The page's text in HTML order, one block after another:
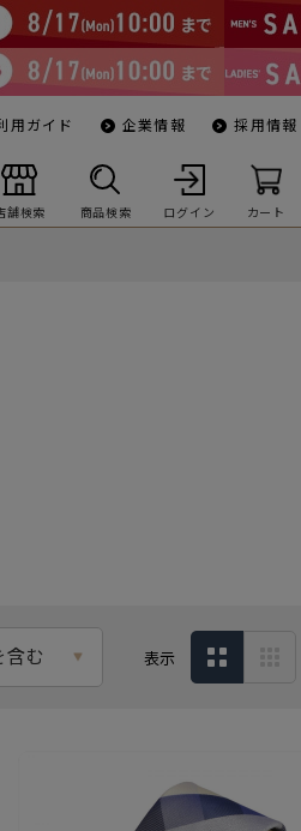
用ガイド 企業情報 採用情報
舗検索 商品検索 ログイン カート
含む 表示